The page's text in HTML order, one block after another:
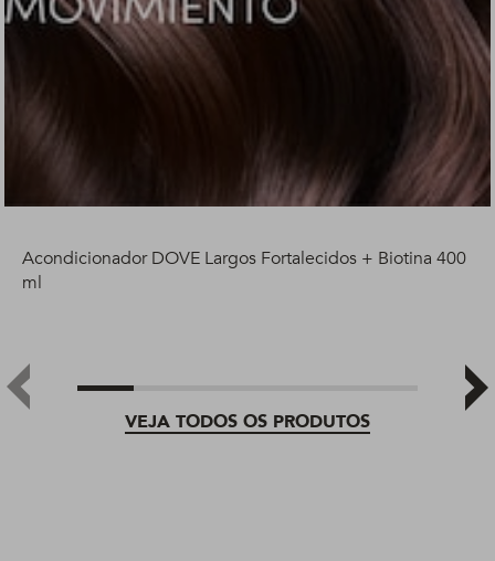
VEJA TODOS OS PRODUTOS
Acondicionador DOVE Largos Fortalecidos + Biotina 400
ml